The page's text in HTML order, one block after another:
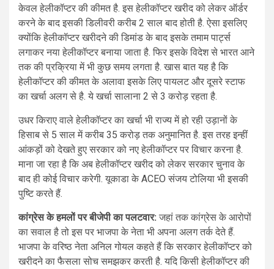
केवल हेलीकॉप्टर की कीमत है. इस हेलीकॉप्टर खरीद को लेकर ऑर्डर
करने के बाद इसकी डिलीवरी करीब 2 साल बाद होती है. ऐसा इसलिए
क्योंकि हेलीकॉप्टर खरीदने की डिमांड के बाद इसके तमाम पार्ट्स
लगाकर नया हेलीकॉप्टर बनाया जाता है. फिर इसके विदेश से भारत आने
तक की प्रक्रिया में भी कुछ समय लगता है. खास बात यह है कि
हेलीकॉप्टर की कीमत के अलावा इसके लिए पायलट और दूसरे स्टाफ
का खर्चा अलग से है. ये खर्चा सालाना 2 से 3 करोड़ रहता है.
उधर किराए वाले हेलीकॉप्टर का खर्चा भी राज्य में हो रही उड़ानों के
हिसाब से 5 साल में करीब 35 करोड़ तक अनुमानित है. इस तरह इन्हीं
आंकड़ों को देखते हुए सरकार को नए हेलीकॉप्टर पर विचार करना है.
माना जा रहा है कि अब हेलीकॉप्टर खरीद को लेकर सरकार चुनाव के
बाद ही कोई विचार करेगी. यूकाडा के ACEO संजय टोलिया भी इसकी
पुष्टि करते हैं.
कांग्रेस के हमलों पर बीजेपी का पलटवार: जहां तक कांग्रेस के आरोपों
का सवाल है तो इस पर भाजपा के नेता भी अपना अलग तर्क देते हैं.
भाजपा के वरिष्ठ नेता अनिल गोयल कहते हैं कि सरकार हेलीकॉप्टर को
खरीदने का फैसला सोच समझकर करती है. यदि किसी हेलीकॉप्टर की